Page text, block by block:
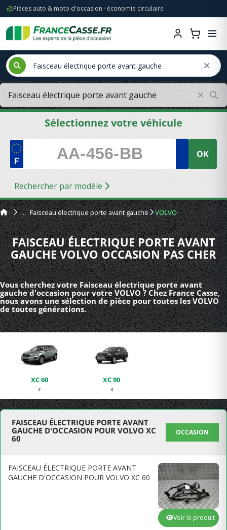
Pièces auto & moto d'occasion · économie circulaire
Sélectionnez votre véhicule
OK
Rechercher par modèle
Faisceau électrique porte avant gauche VOLVO
FAISCEAU ÉLECTRIQUE PORTE AVANT
GAUCHE VOLVO OCCASION PAS CHER
Vous cherchez votre Faisceau électrique porte avant
gauche d'occasion pour votre VOLVO ? Chez France Casse,
nous avons une sélection de pièce pour toutes les VOLVO
de toutes générations.
XC 60
2
XC 90
3
FAISCEAU ÉLECTRIQUE PORTE AVANT
GAUCHE D'OCCASION POUR VOLVO XC
60
OCCASION
FAISCEAU ÉLECTRIQUE PORTE AVANT
GAUCHE D'OCCASION POUR VOLVO XC 60
Voir le produit